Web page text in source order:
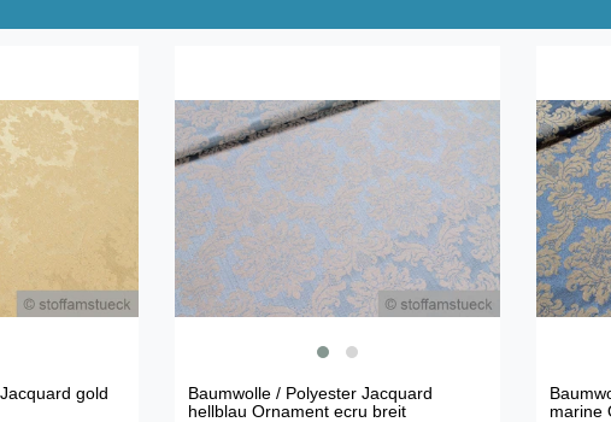
gold
Baumwolle / Polyester Jacquard
hellblau Ornament ecru breit
marine